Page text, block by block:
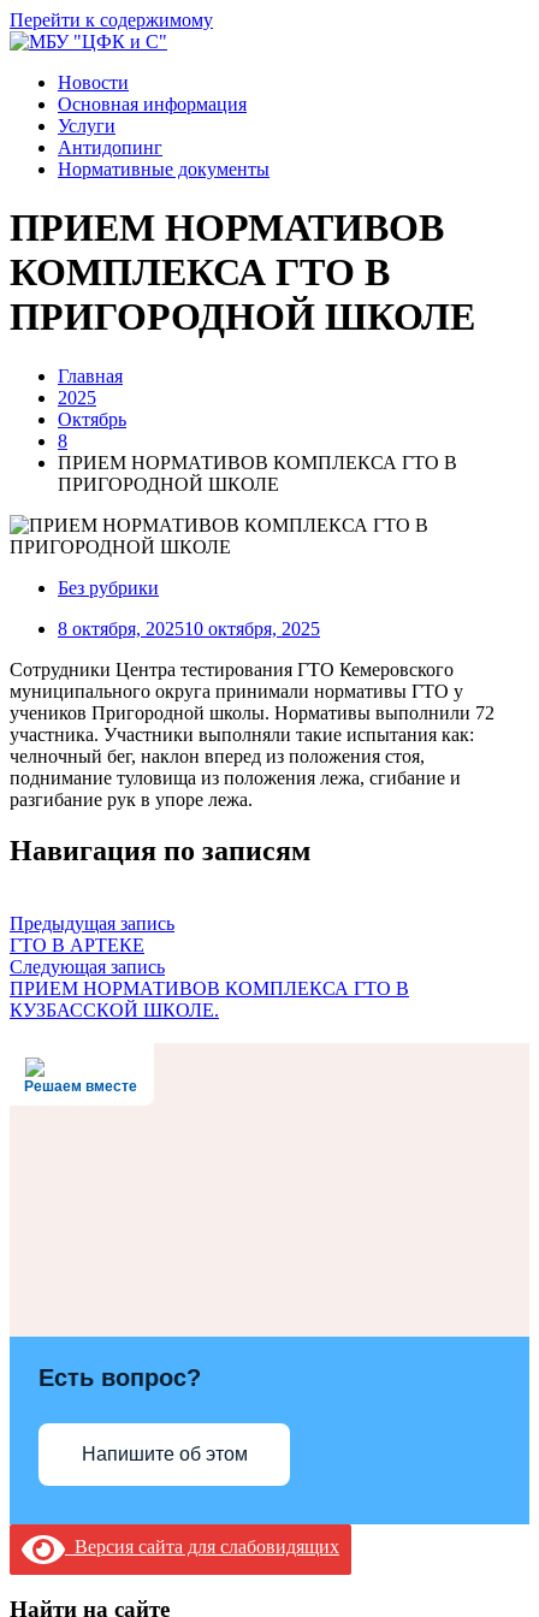
Перейти к содержимому
Новости
Основная информация
Услуги
Антидопинг
Нормативные документы
ПРИЕМ НОРМАТИВОВ
КОМПЛЕКСА ГТО В
ПРИГОРОДНОЙ ШКОЛЕ
Главная
2025
Октябрь
8
ПРИЕМ НОРМАТИВОВ КОМПЛЕКСА ГТО В
ПРИГОРОДНОЙ ШКОЛЕ
Без рубрики
8 октября, 202510 октября, 2025
Сотрудники Центра тестирования ГТО Кемеровского
муниципального округа принимали нормативы ГТО у
учеников Пригородной школы. Нормативы выполнили 72
участника. Участники выполняли такие испытания как:
челночный бег, наклон вперед из положения стоя,
поднимание туловища из положения лежа, сгибание и
разгибание рук в упоре лежа.
Навигация по записям
Предыдущая запись
ГТО В АРТЕКЕ
Следующая запись
ПРИЕМ НОРМАТИВОВ КОМПЛЕКСА ГТО В
КУЗБАССКОЙ ШКОЛЕ.
Решаем вместе
Есть вопрос?
Напишите об этом
Версия сайта для слабовидящих
Найти на сайте